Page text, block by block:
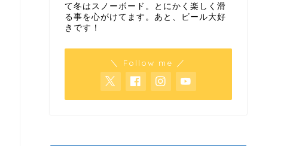
て冬はスノーボード。とにかく楽しく滑
る事を心がけてます。あと、ビール大好
きです！
＼ Follow me ／